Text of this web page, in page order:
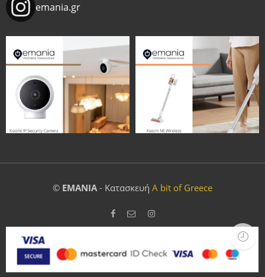
emania.gr
© EMANIA- Κατασκευή A bit of Greece